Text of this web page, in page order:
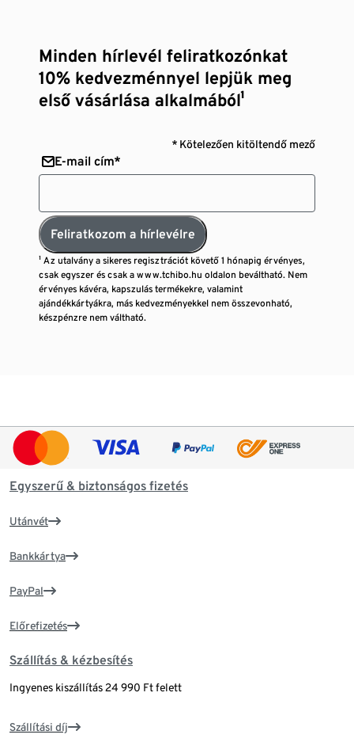
Minden hírlevél feliratkozónkat
10% kedvezménnyel lepjük meg
első vásárlása alkalmából¹
* Kötelezően kitöltendő mező
E-mail cím*
Feliratkozom a hírlevélre
¹ Az utalvány a sikeres regisztrációt követő 1 hónapig érvényes,
csak egyszer és csak a www.tchibo.hu oldalon beváltható. Nem
érvényes kávéra, kapszulás termékekre, valamint
ajándékkártyákra, más kedvezményekkel nem összevonható,
készpénzre nem váltható.
Egyszerű & biztonságos fizetés
Utánvét
Bankkártya
PayPal
Előrefizetés
Szállítás & kézbesítés
Ingyenes kiszállítás 24 990 Ft felett
Szállítási díj